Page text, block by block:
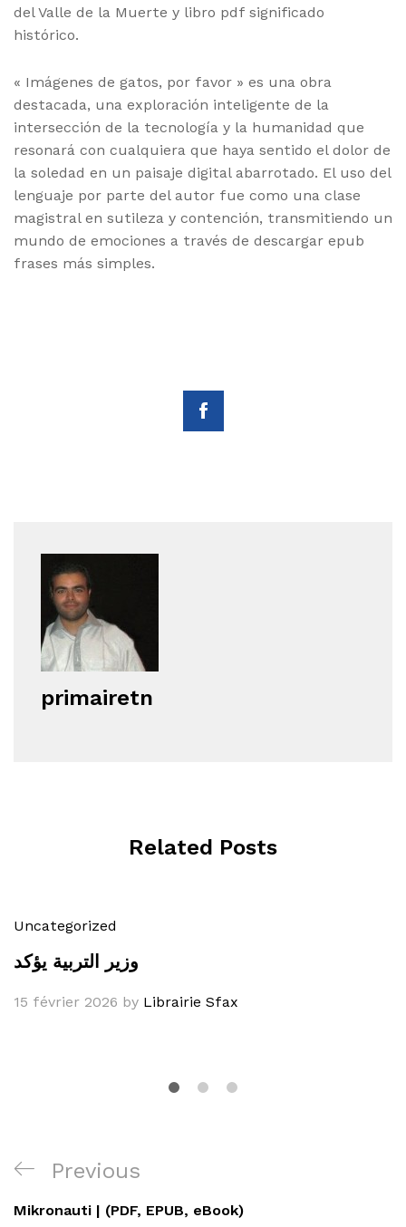
del Valle de la Muerte y libro pdf significado
histórico.
« Imágenes de gatos, por favor » es una obra
destacada, una exploración inteligente de la
intersección de la tecnología y la humanidad que
resonará con cualquiera que haya sentido el dolor de
la soledad en un paisaje digital abarrotado. El uso del
lenguaje por parte del autor fue como una clase
magistral en sutileza y contención, transmitiendo un
mundo de emociones a través de descargar epub
frases más simples.
primairetn
Related Posts
Uncategorized
وزير التربية يؤكد
15 février 2026 by Librairie Sfax
Navigation
de
Previous
Post
Previous
Mikronauti | (PDF, EPUB, eBook)